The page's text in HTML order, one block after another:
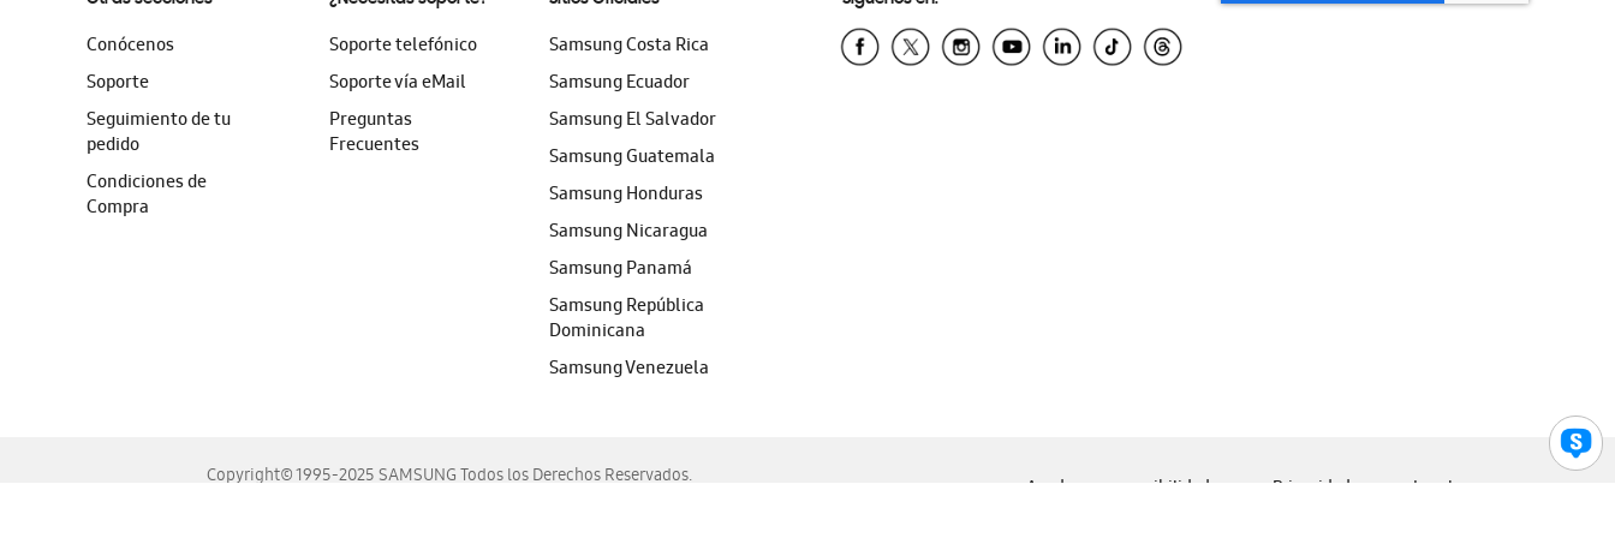
Conócenos
Soporte
Seguimiento de tu
pedido
Condiciones de
Compra
Soporte telefónico
Soporte vía eMail
Preguntas
Frecuentes
Samsung Costa Rica
Samsung Ecuador
Samsung El Salvador
Samsung Guatemala
Samsung Honduras
Samsung Nicaragua
Samsung Panamá
Samsung República
Dominicana
Samsung Venezuela
Copyright© 1995-2025 SAMSUNG Todos los Derechos Reservados.
Ayuda para accesibilidad Privacidad Legal